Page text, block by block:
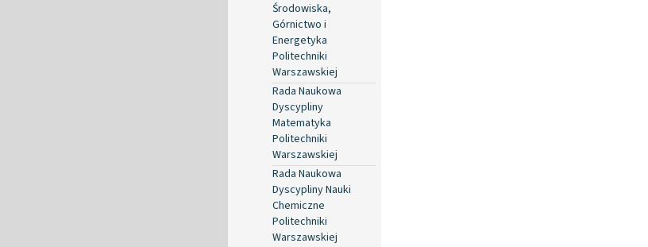
Środowiska,
Górnictwo i
Energetyka
Politechniki
Warszawskiej
Rada Naukowa
Dyscypliny
Matematyka
Politechniki
Warszawskiej
Rada Naukowa
Dyscypliny Nauki
Chemiczne
Politechniki
Warszawskiej